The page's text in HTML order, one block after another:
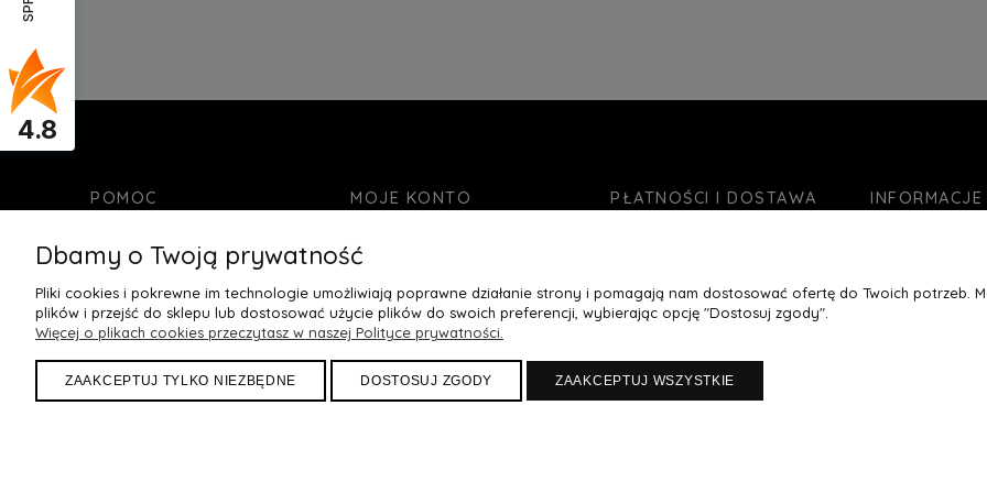
POMOC
Bezpieczne zakupy
Zwroty i reklamacje
Regulamin
Jak dobrać rozmiar stanika
MOJE KONTO
Twoje zamówienia
Ulubione
PŁATNOŚCI I DOSTAWA
Koszty wysyłki
INFORMACJE
Blog
4.8
Dbamy o Twoją prywatność
Pliki cookies i pokrewne im technologie umożliwiają poprawne działanie strony i pomagają nam dostosować ofertę do Twoich potrzeb.
plików i przejść do sklepu lub dostosować użycie plików do swoich preferencji, wybierając opcję "Dostosuj zgody".
Więcej o plikach cookies przeczytasz w naszej Polityce prywatności.
ZAAKCEPTUJ TYLKO NIEZBĘDNE DOSTOSUJ ZGODY ZAAKCEPTUJ WSZYSTKIE